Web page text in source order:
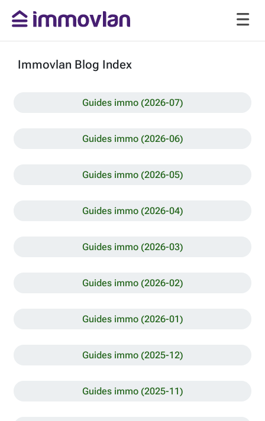
Immovlan Blog Index
Guides immo (2026-07)
Guides immo (2026-06)
Guides immo (2026-05)
Guides immo (2026-04)
Guides immo (2026-03)
Guides immo (2026-02)
Guides immo (2026-01)
Guides immo (2025-12)
Guides immo (2025-11)